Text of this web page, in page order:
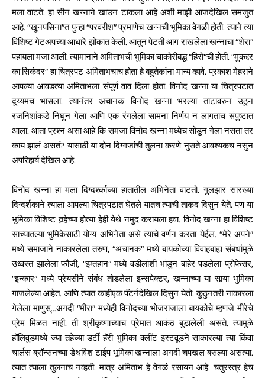
मला वाटते. हा सीन खन्नाने खाउन टाकला आहे अशी माझी आजदेखिल समजुत
आहे. “खूनपसिना”त पुन्हा “परवरीश” प्रमाणेच खन्नची भूमिका वेगळी होती. त्याने त्या
विशिष्ट गेटअपच्या आधारे झोकात केली. आतुन पेटती आग राखलेला खन्नाचा “शेरा”
पहायला मजा आली. त्यामानाने अमिताभची भुमिका चाकोरीबद्ध “हिरो”ची होती. “मुकद्दर
का सिकंदर” हा चित्रपट अमिताभचाच होता हे बहुतेकांना मान्य व्हावे. प्रकाश मेहराने
आपल्या आवडत्या अमिताभला संपूर्ण वाव दिला होता. विनोद खन्ना या चित्रपटात
दुय्यमच भासला. त्यानंतर अचानक विनोद खन्ना भरल्या ताटावरुन उठुन
रजनिशांकडे निघुन गेला आणि एक रंगलेला सामना निर्णय न लागताच संपुष्टात
आला. आता प्रश्न असा आहे कि समजा विनोद खन्ना मध्येच सोडुन गेला नसता तर
काय झालं असतं? यासाठी या दोन दिग्गजांची तुलना करणे नुसते आवश्यकच नसुन
अपरिहार्य देखिल आहे.
विनोद खन्ना हा मला दिग्दर्श्काच्या हातातील अभिनेता वाटतो. गुलझार सारख्या
दिग्दर्शकाने त्याला आपल्या चित्रपटात घेतले यातच त्याची ताकद दिसुन येते. पण या
भूमिका विशिष्ट तर्‍हेच्या होत्या हेही येथे नमुद करायला हवा. विनोद खन्ना हा विशिष्ट
साच्यातल्या भुमिकेसाठी योग्य अभिनेता असे त्याचे वर्णन करता येईल. “मेरे अपने”
मध्ये समाजाने नाकारलेला तरुण, “अचानक” मध्ये बायकोच्या विवाहबाह्य संबंधांमुळे
उध्वस्त झालेला फौजी, “इम्तहान” मध्ये वडीलांशी भांडुन बाहेर पडलेला प्रोफेसर,
“इन्कार” मध्ये प्रेयसीने संबंध तोडलेला इन्सपेक्टर, खन्नाच्या या सार्‍या भुमिका
गाजलेल्या आहेत. आणि त्यात काहीएक पॅटर्नदेखिल दिसुन येतो. कुठुनतरी नाकारला
गेलेला माणुस्…अगदी “मीरा” मध्येही विनोदच्या भोजराजाला बायकोचे म्हणजे मीरेचे
प्रेम मिळत नाही. ती श्रीकृष्णाच्याच प्रेमात आकंठ बुडालेली असते. त्यामुळे
हॉलिवुडमध्ये ज्या तर्‍हेच्या डर्टी हॅरी भुमिका क्लींट इस्टवूडने साकारल्या त्या किंवा
चार्लस ब्रॉन्सनच्या डेथविश टाईप भूमिका खन्नाला अगदी चपखल बसल्या असत्या.
त्यात त्याला तुलनाच नव्हती. मात्र अमिताभ हे वेगळं रसायन आहे. चतुरस्त्र हेच